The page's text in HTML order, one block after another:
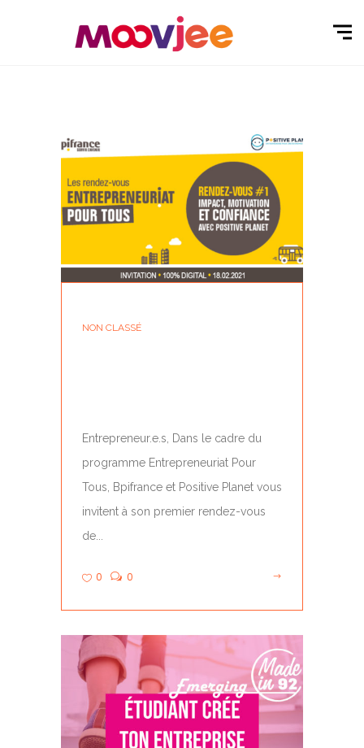
NON CLASSÉ
Entrepreneur.e.s, Dans le cadre du
programme Entrepreneuriat Pour
Tous, Bpifrance et Positive Planet vous
invitent à son premier rendez-vous
de...
0 0